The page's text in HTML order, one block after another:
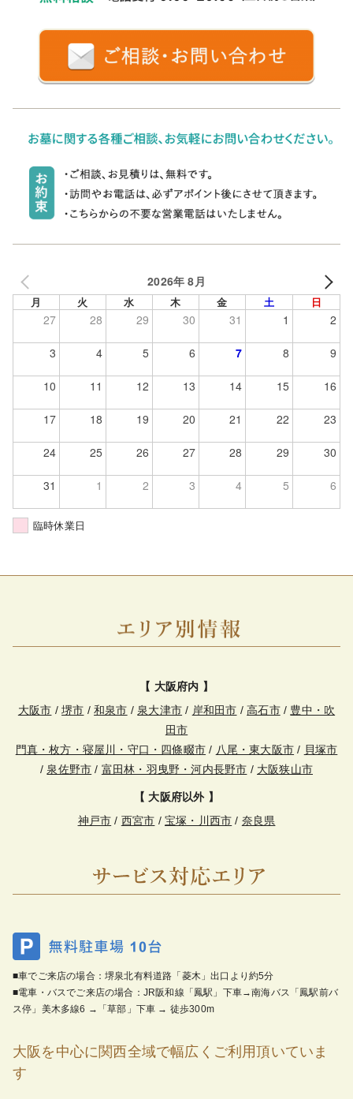
2026年 8月
月 火 水 木 金 土 日
27 28 29 30 31 1 2
3 4 5 6 7 8 9
10 11 12 13 14 15 16
17 18 19 20 21 22 23
24 25 26 27 28 29 30
31 1 2 3 4 5 6
臨時休業日
【 大阪府内 】
大阪市 /堺市 /和泉市 / 泉大津市 / 岸和田市 /高石市/ 豊中・吹
田市
門真・枚方・寝屋川・守口・四條畷市 / 八尾・東大阪市 / 貝塚市
/ 泉佐野市 / 富田林・羽曳野・河内長野市 / 大阪狭山市
【 大阪府以外 】
神戸市 / 西宮市 / 宝塚・川西市 / 奈良県
■車でご来店の場合：堺泉北有料道路「菱木」出口より約5分
■電車・バスでご来店の場合：JR阪和線「鳳駅」下車→南海バス「鳳駅前バ
ス停」美木多線6 →「草部」下車 → 徒歩300m
大阪を中心に関西全域で幅広くご利用頂いていま
す